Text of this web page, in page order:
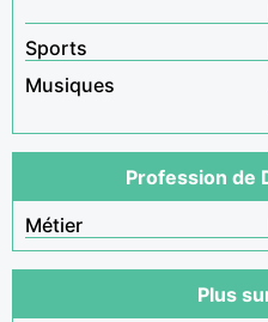
Sports
Musiques
Profession de
Métier
Plus